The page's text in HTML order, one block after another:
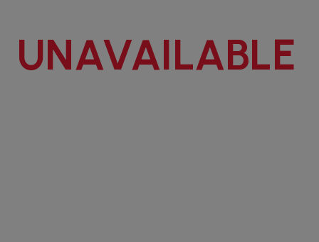
UNAVAILABLE